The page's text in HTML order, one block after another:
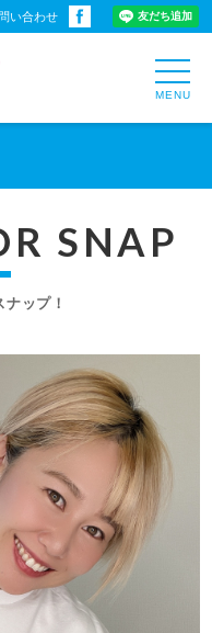
い合わせ
SNAP
ップ！